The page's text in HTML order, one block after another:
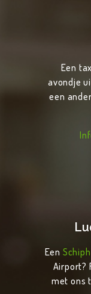
Een
avondje
een
Een
Airport?
met ons